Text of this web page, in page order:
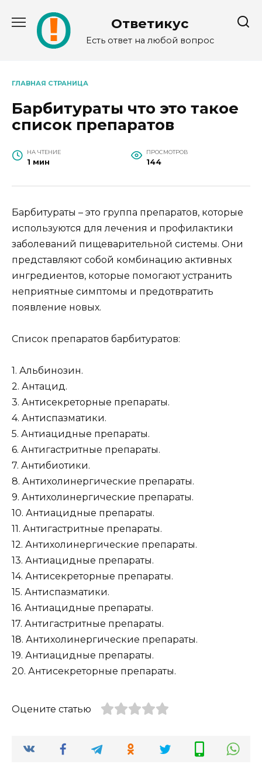
содержанию
Ответикус
Есть ответ на любой вопрос
ГЛАВНАЯ СТРАНИЦА
Барбитураты что это такое
список препаратов
НА ЧТЕНИЕ
1 мин
ПРОСМОТРОВ
144
Барбитураты – это группа препаратов, которые
используются для лечения и профилактики
заболеваний пищеварительной системы. Они
представляют собой комбинацию активных
ингредиентов, которые помогают устранить
неприятные симптомы и предотвратить
появление новых.
Список препаратов барбитуратов:
1. Альбинозин.
2. Антацид.
3. Антисекреторные препараты.
4. Антиспазматики.
5. Антиацидные препараты.
6. Антигастритные препараты.
7. Антибиотики.
8. Антихолинергические препараты.
9. Антихолинергические препараты.
10. Антиацидные препараты.
11. Антигастритные препараты.
12. Антихолинергические препараты.
13. Антиацидные препараты.
14. Антисекреторные препараты.
15. Антиспазматики.
16. Антиацидные препараты.
17. Антигастритные препараты.
18. Антихолинергические препараты.
19. Антиацидные препараты.
20. Антисекреторные препараты.
Оцените статью